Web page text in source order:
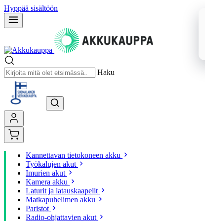
Hyppää sisältöön
Haku
Kannettavan tietokoneen akku
Työkalujen akut
Imurien akut
Kamera akku
Laturit ja latauskaapelit
Matkapuhelimen akku
Paristot
Radio-ohjattavien akut